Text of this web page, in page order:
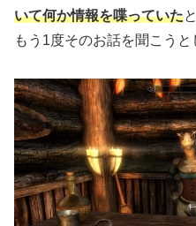
いて何か情報を喋っていた
もう1度そのお話を聞こう